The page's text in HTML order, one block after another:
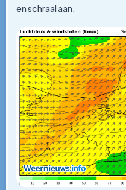
en schraal aan.